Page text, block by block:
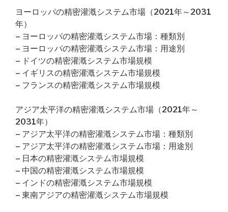
ヨーロッパの精密灌漑システム市場（2021年～2031
年）
– ヨーロッパの精密灌漑システム市場：種類別
– ヨーロッパの精密灌漑システム市場：用途別
– ドイツの精密灌漑システム市場規模
– イギリスの精密灌漑システム市場規模
– フランスの精密灌漑システム市場規模
アジア太平洋の精密灌漑システム市場（2021年～
2031年）
– アジア太平洋の精密灌漑システム市場：種類別
– アジア太平洋の精密灌漑システム市場：用途別
– 日本の精密灌漑システム市場規模
– 中国の精密灌漑システム市場規模
– インドの精密灌漑システム市場規模
– 東南アジアの精密灌漑システム市場規模